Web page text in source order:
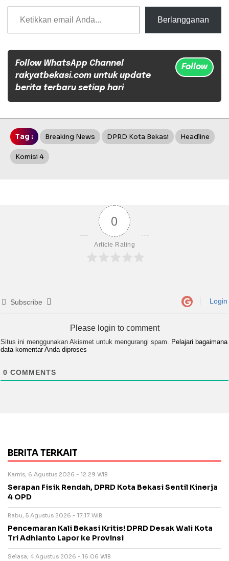
Ketikkan email Anda...
Berlangganan
Follow WhatsApp Channel
rakyatbekasi.com untuk update
berita terbaru setiap hari
Follow
Tag : Breaking News DPRD Kota Bekasi Headline
Komisi 4
0
Article Rating
Subscribe Login
Please login to comment
Situs ini menggunakan Akismet untuk mengurangi spam. Pelajari bagaimana
data komentar Anda diproses
0 COMMENTS
BERITA TERKAIT
Kamis, 6 Agustus 2026 - 12:29 WIB
Serapan Fisik Rendah, DPRD Kota Bekasi Sentil Kinerja
4 OPD
Rabu, 5 Agustus 2026 - 17:17 WIB
Pencemaran Kali Bekasi Kritis! DPRD Desak Wali Kota
Tri Adhianto Lapor ke Provinsi
Selasa, 4 Agustus 2026 - 16:06 WIB